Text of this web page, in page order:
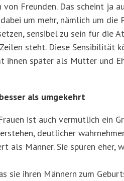
Freunden. Das scheint ja
um mehr, nämlich um
sensibel zu sein für die
steht. Diese Sensibilität
ihnen später als Mütter und
als umgekehrt
ist auch vermutlich ein
deutlicher
als Männer. Sie spüren
sie ihren Männern zum